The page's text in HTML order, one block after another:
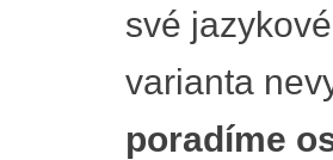
své
varianta
poradíme